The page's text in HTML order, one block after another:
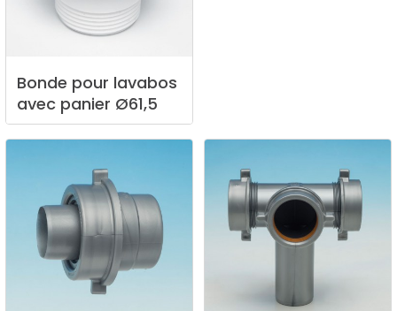
Bonde pour lavabos
avec panier Ø61,5